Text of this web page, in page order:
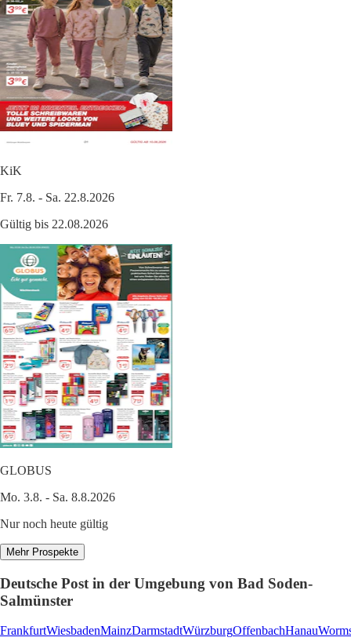
KiK
Fr. 7.8. - Sa. 22.8.2026
Gültig bis 22.08.2026
GLOBUS
Mo. 3.8. - Sa. 8.8.2026
Nur noch heute gültig
Mehr Prospekte
Deutsche Post in der Umgebung von Bad Soden-
Salmünster
FrankfurtWiesbadenMainzDarmstadtWürzburgOffenbachHanau